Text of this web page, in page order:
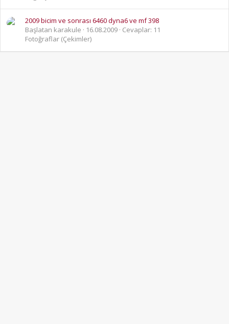
2009 bicim ve sonrası 6460 dyna6 ve mf 398
Başlatan karakule
16.08.2009 Cevaplar: 11
Fotoğraflar (Çekimler)